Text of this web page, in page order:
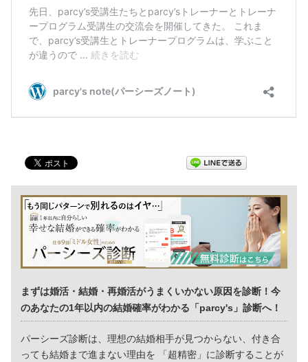
まずは婚活・結婚・再婚活がうまくいかない原因を診断！今
のあなたの1年以内の結婚確率がわかる「parcy's」診断へ！
パーシーズ診断は、理想の結婚相手が見つからない、付き合
っても結婚まで進まない理由を 「超精密」に診断することが